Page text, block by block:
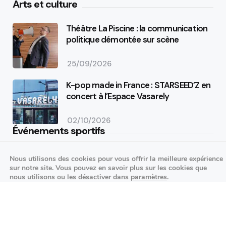
Arts et culture
Théâtre La Piscine : la communication
politique démontée sur scène
25/09/2026
K-pop made in France : STARSEED’Z en
concert à l’Espace Vasarely
02/10/2026
Événements sportifs
Aucun article trouvé.
Festivités
Nous utilisons des cookies pour vous offrir la meilleure expérience
sur notre site. Vous pouvez en savoir plus sur les cookies que
nous utilisons ou les désactiver dans paramètres.